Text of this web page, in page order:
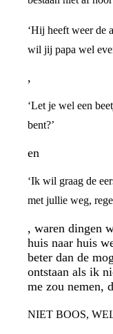
‘Hij heeft weer de
wil jij papa wel
,
‘Let je wel een
bent?’
en
‘Ik wil graag de
met jullie weg,
, waren dingen
huis naar huis
beter dan de
ontstaan als ik
me zou nemen,
NIET BOOS,